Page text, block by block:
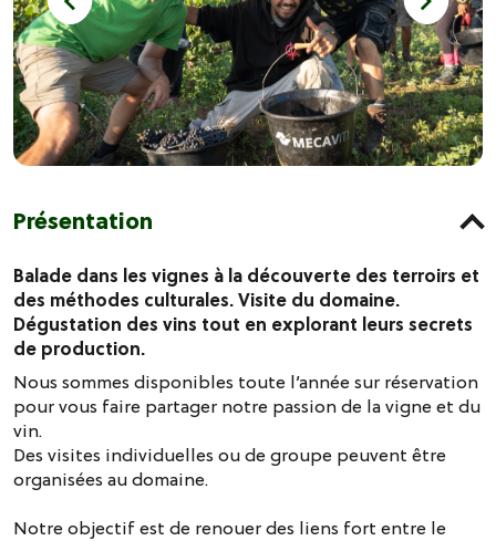
Présentation
Balade dans les vignes à la découverte des terroirs et
des méthodes culturales. Visite du domaine.
Dégustation des vins tout en explorant leurs secrets
de production.
Nous sommes disponibles toute l’année sur réservation
pour vous faire partager notre passion de la vigne et du
vin.
Des visites individuelles ou de groupe peuvent être
organisées au domaine.
Notre objectif est de renouer des liens fort entre le